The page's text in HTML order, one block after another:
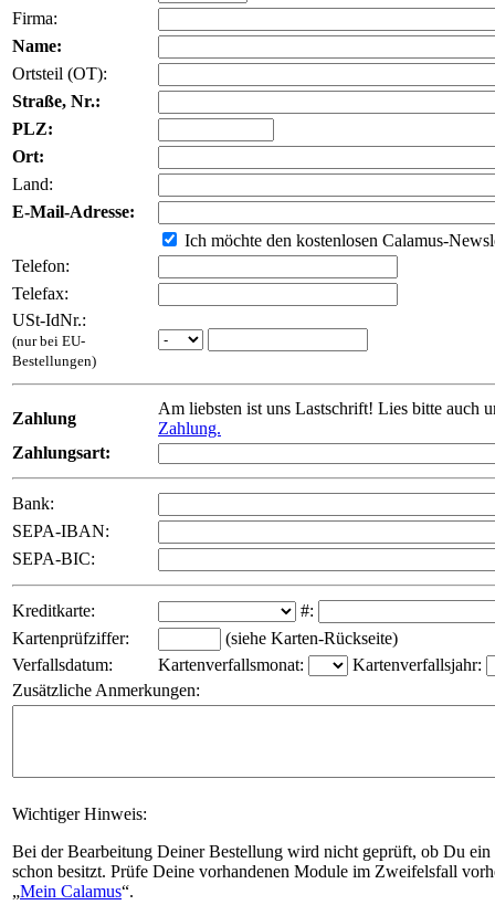
Firma:
Name:
Ortsteil (OT):
Straße, Nr.:
PLZ:
Ort:
Land:
E-Mail-Adresse:
Ich möchte den kostenlosen Calamus-
Telefon:
Telefax:
USt-IdNr.:
(nur bei EU-
Bestellungen)
Zahlung
Am liebsten ist uns Lastschrift! Lies bitte auch
Zahlung.
Zahlungsart:
Bank:
SEPA-IBAN:
SEPA-BIC:
Kreditkarte:
#:
Kartenprüfziffer:
(siehe Karten-Rückseite)
Verfallsdatum:
Kartenverfallsmonat:
Kartenverfallsjahr:
Zusätzliche Anmerkungen:
Wichtiger Hinweis:
Bei der Bearbeitung Deiner Bestellung wird nicht geprüft, ob Du ein
schon besitzt. Prüfe Deine vorhandenen Module im Zweifelsfall
Mein Calamus .